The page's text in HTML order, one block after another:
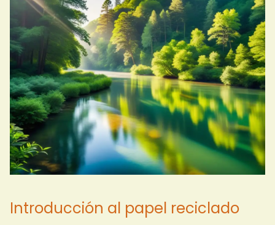
Introducción al papel reciclado